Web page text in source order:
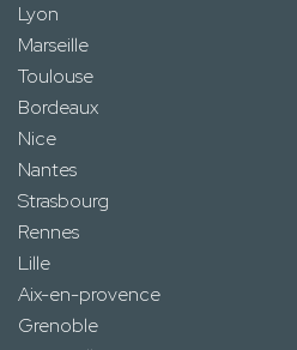
Lyon
Marseille
Toulouse
Bordeaux
Nice
Nantes
Strasbourg
Rennes
Lille
Aix-en-provence
Grenoble